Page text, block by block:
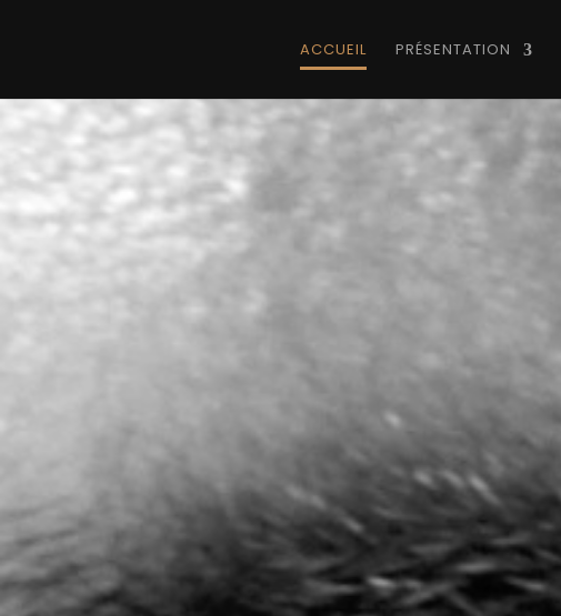
ACCUEIL PRÉSENTATION